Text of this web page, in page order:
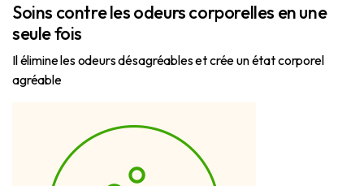
Soins contre les odeurs corporelles en une
seule fois
Il élimine les odeurs désagréables et crée un état corporel
agréable